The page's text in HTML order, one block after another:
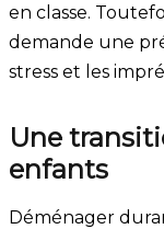
en classe.
demande une
stress et les
Une
enfants
Déménager